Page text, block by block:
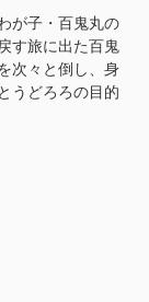
が子・百鬼丸の
す旅に出た百鬼
次々と倒し、身
うどろろの目的